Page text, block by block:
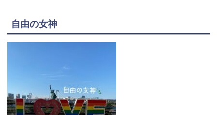
自由の女神